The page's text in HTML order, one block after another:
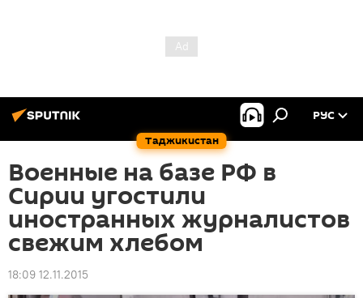
Таджикистан
РУС
Военные на базе РФ в
Сирии угостили
иностранных журналистов
свежим хлебом
18:09 12.11.2015